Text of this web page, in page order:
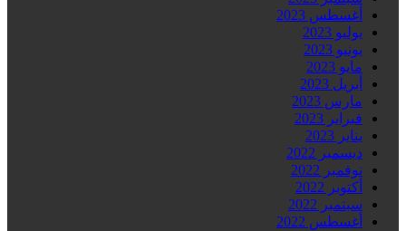
أغسطس 2023
يوليو 2023
يونيو 2023
مايو 2023
أبريل 2023
مارس 2023
فبراير 2023
يناير 2023
ديسمبر 2022
نوفمبر 2022
أكتوبر 2022
سبتمبر 2022
أغسطس 2022